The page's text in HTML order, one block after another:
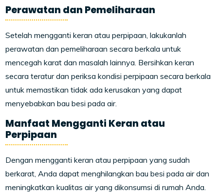
Perawatan dan Pemeliharaan
Setelah mengganti keran atau perpipaan, lakukanlah
perawatan dan pemeliharaan secara berkala untuk
mencegah karat dan masalah lainnya. Bersihkan keran
secara teratur dan periksa kondisi perpipaan secara berkala
untuk memastikan tidak ada kerusakan yang dapat
menyebabkan bau besi pada air.
Manfaat Mengganti Keran atau
Perpipaan
Dengan mengganti keran atau perpipaan yang sudah
berkarat, Anda dapat menghilangkan bau besi pada air dan
meningkatkan kualitas air yang dikonsumsi di rumah Anda.